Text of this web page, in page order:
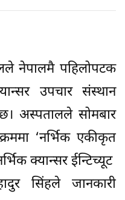
नेपालमै पहिलोपटक
उपचार संस्थान
अस्पतालले सोमबार
‘नर्भिक एकीकृत
क्यान्सर ईन्टिच्यूट
सिंहले जानकारी